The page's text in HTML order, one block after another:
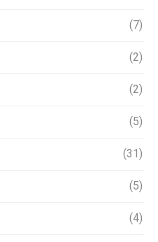
(7)
(2)
(2)
(5)
(31)
(5)
(4)